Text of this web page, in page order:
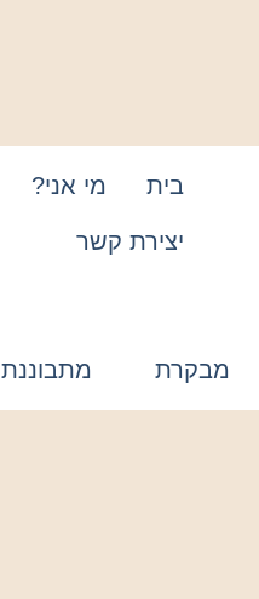
בית מי אני?
יצירת קשר
מבקרת מתבוננת